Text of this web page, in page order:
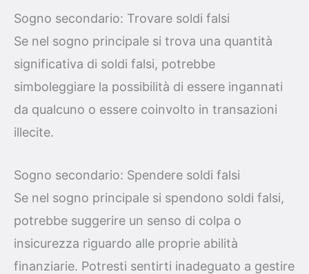
Sogno secondario: Trovare soldi falsi
Se nel sogno principale si trova una quantità
significativa di soldi falsi, potrebbe
simboleggiare la possibilità di essere ingannati
da qualcuno o essere coinvolto in transazioni
illecite.
Sogno secondario: Spendere soldi falsi
Se nel sogno principale si spendono soldi falsi,
potrebbe suggerire un senso di colpa o
insicurezza riguardo alle proprie abilità
finanziarie. Potresti sentirti inadeguato a gestire